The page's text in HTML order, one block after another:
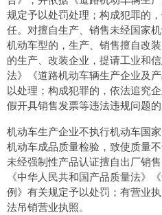
规定予以处罚处理；构成犯罪的
任。对擅自生产、销售未经国家
机动车型的，生产、销售擅自改
的生产、改装企业，提请工业和
法》《道路机动车辆生产企业及
以处理；构成犯罪的，依法追究
假开具销售发票等违法违规问题
机动车生产企业不执行机动车国
机动车成品质量检验，致使质量
未经强制性产品认证擅自出厂销
《中华人民共和国产品质量法》
例》有关规定予以处罚；有营业
法吊销营业执照。